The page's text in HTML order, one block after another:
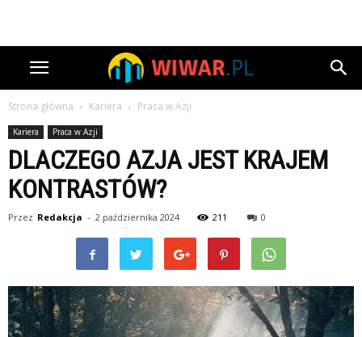
Strona główna Kariera Praca w Azji
Kariera Praca w Azji
DLACZEGO AZJA JEST KRAJEM
KONTRASTÓW?
Przez Redakcja - 2 października 2024 211 0